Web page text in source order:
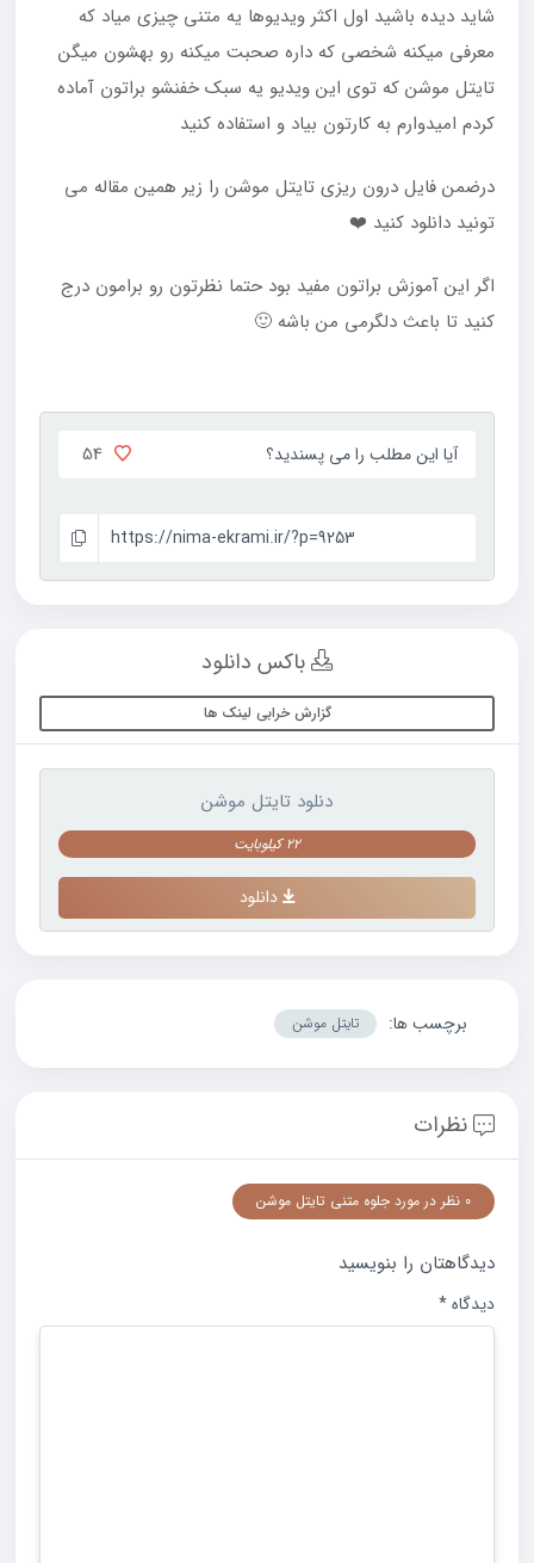
شاید دیده باشید اول اکثر ویدیوها یه متنی چیزی میاد که
معرفی میکنه شخصی که داره صحبت میکنه رو بهشون میگن
تایتل موشن که توی این ویدیو یه سبک خفنشو براتون آماده
کردم امیدوارم به کارتون بیاد و استفاده کنید
درضمن فایل درون ریزی تایتل موشن را زیر همین مقاله می
تونید دانلود کنید ❤️
اگر این آموزش براتون مفید بود حتما نظرتون رو برامون درج
کنید تا باعث دلگرمی من باشه 🙂
آیا این مطلب را می پسندید؟ 54
https://nima-ekrami.ir/?p=9253
باکس دانلود
گزارش خرابی لینک ها
دنلود تایتل موشن
22 کیلوبایت
دانلود
برچسب ها: تایتل موشن
نظرات
0 نظر در مورد جلوه متنی تایتل موشن
دیدگاهتان را بنویسید
دیدگاه*